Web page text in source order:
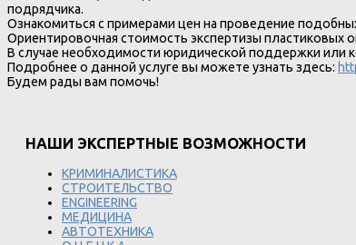
подрядчика.
Ознакомиться с примерами цен на проведение
Ориентировочная стоимость экспертизы пластиковых
В случае необходимости юридической поддержки или
Подробнее о данной услуге вы можете узнать здесь:
Будем рады вам помочь!
НАШИ ЭКСПЕРТНЫЕ ВОЗМОЖНОСТИ
КРИМИНАЛИСТИКА
СТРОИТЕЛЬСТВО
ENGINEERING
МЕДИЦИНА
АВТОТЕХНИКА